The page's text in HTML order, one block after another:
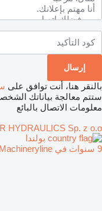
بالنقر هنا، أنت توافق على
ستتم معالجة بياناتك
معلومات الاتصال بالبائع
HYDRAULICS Sp. z o.o.
بولندا
9 سنوات في Machineryline